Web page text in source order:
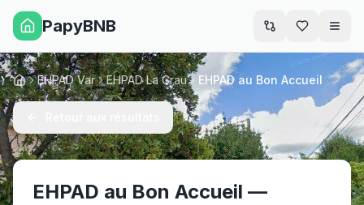
PapyBNB
AccueilEHPAD Var EHPAD La Crau EHPAD au Bon Accueil
EHPAD au Bon Accueil —